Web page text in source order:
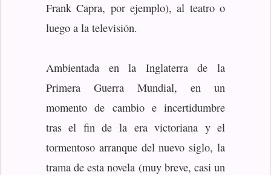
Frank Capra, por ejemplo), al teatro o
luego a la televisión.
Ambientada en la Inglaterra de la
Primera Guerra Mundial, en un
momento de cambio e incertidumbre
tras el fin de la era victoriana y el
tormentoso arranque del nuevo siglo, la
trama de esta novela (muy breve, casi un